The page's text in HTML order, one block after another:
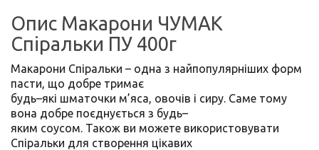
Опис Макарони ЧУМАК
Спіральки ПУ 400г
Макарони Спіральки – одна з найпопулярніших форм
пасти, що добре тримає
будь–які шматочки м’яса, овочів і сиру. Саме тому
вона добре поєднується з будь–
яким соусом. Також ви можете використовувати
Спіральки для створення цікавих